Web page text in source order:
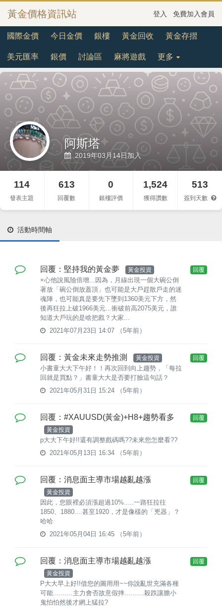
黃金價格資訊站 登入 免費加入會員
國際金價 今日金價 銀樓 黃金回收 黃金存摺
美元匯率 銀價 討論區 麻將遊戲 更多
阿斯塔
2019年03月14日加入
114
發表主題
613
回覆數
0
銀樓評價
1,524
獲得讚數
513
簽到天數
活動時間軸
回覆：堅持我的黃金夢 黃金投資
×心他說風險倍增...因為，月線出現一個大碗公倒
著放「碗公倒放蓋頂」也可能是大戶趕散戶走的迷
魂陣，也可能真是要先下墜到1360美元下方，然
後再狂拉上破1966美元...衝破前高2075美元，誰
知道大戶玩的是啥把戲？大家...
2021年07月23日 14:07
（5年前）
回覆
回覆：黃金未來走勢推測 黃金投資
小書童大大下午好！！再次回到向上趨勢，「每拉
回就是買點？」書童大大是否要打臉這句話？
2021年05月31日 15:24
（5年前）
回覆
回覆：#XAUUSD(黃金)+H8+趨勢看多
黃金投資
p大大下午好!!還有調整戲碼嗎??未來您怎麼看??
2021年05月13日 16:34
（5年前）
回覆
回覆：消息面主導市場越亂越漲
黃金投資
因此，您眼裡必須漲超過10%.....一路狂拉往
1850、1880....甚至1920，才是像樣的「兇器」？
哈哈
2021年05月04日 16:45
（5年前）
回覆
回覆：消息面主導市場越亂越漲
黃金投資
P大大早上好!!借您的圖用用~~你說亂世充滿各種
可能..........主力會否故意假摔..........殺跌讓膽小
鬼怕怕然後才網上猛拉?
回覆